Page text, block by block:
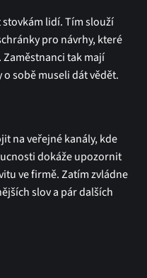
lidí. Tím slouží
pro návrhy, které
tak mají
sobě museli dát vědět.
na veřejné kanály, kde
dokáže upozornit
ve firmě. Zatím zvládne
slov a pár dalších